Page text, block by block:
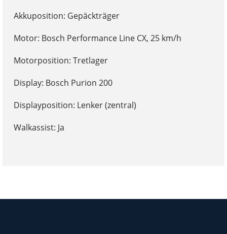
Akkuposition: Gepäckträger
Motor: Bosch Performance Line CX, 25 km/h
Motorposition: Tretlager
Display: Bosch Purion 200
Displayposition: Lenker (zentral)
Walkassist: Ja